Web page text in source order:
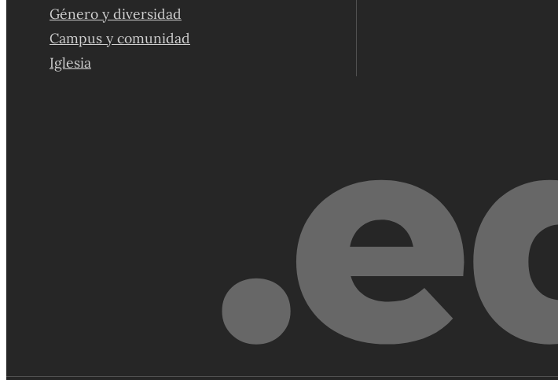
Género y diversidad
Campus y comunidad
Iglesia